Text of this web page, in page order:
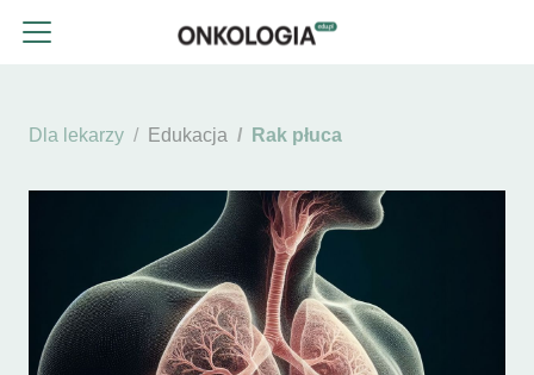
Dla lekarzy Edukacja Rak płuca